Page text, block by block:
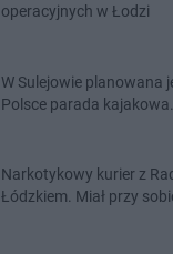
operacyjnych w Łodzi
W Sulejowie planowana
Polsce parada
Narkotykowy kurier z
Łódzkiem. Miał przy